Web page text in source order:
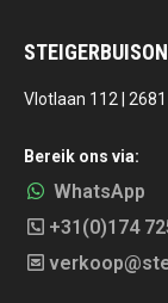
Vlotlaan 112 |
Bereik ons via:
WhatsApp
+31(0)174